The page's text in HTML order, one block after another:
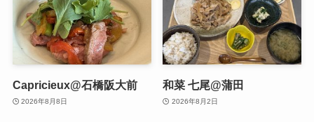
Capricieux@石橋阪大前
2026年8月8日
和菜 七尾@蒲田
2026年8月2日